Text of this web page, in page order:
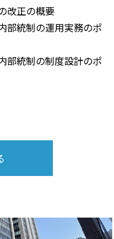
改正の概要
統制の運用実務のポ
統制の制度設計のポ